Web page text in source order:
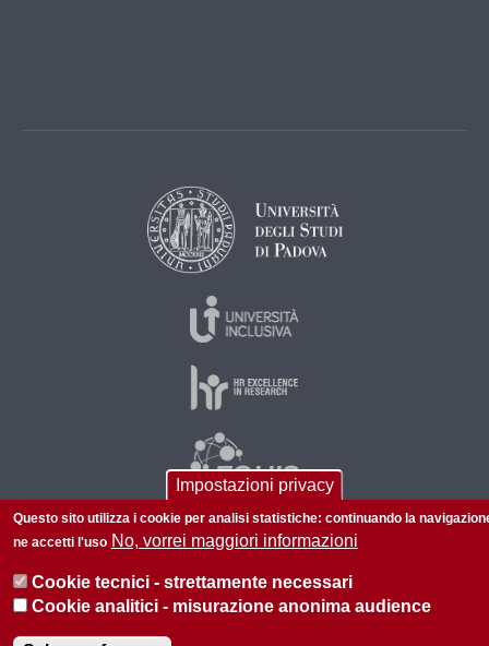
P.I. 00742430283 C.F. 80006480281
Impostazioni privacy
Questo sito utilizza i cookie per analisi statistiche: continuando la
ne accetti l'uso No, vorrei maggiori informazioni
Cookie tecnici - strettamente necessari
Cookie analitici - misurazione anonima audience